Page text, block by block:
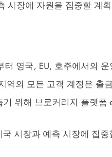
시장에 자원을 집중할 계
영국, EU, 호주에서의
역의 모든 고객 계정은 출
위해 브로커리지 플랫폼
시장과 예측 시장에 집